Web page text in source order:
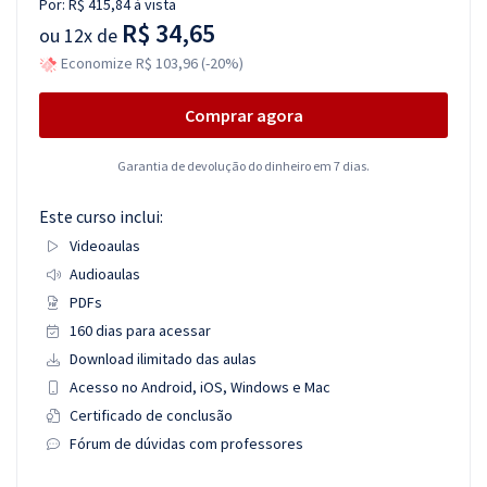
Por: R$ 415,84à vista
ou 12x de R$ 34,65
Economize R$ 103,96 (-20%)
Comprar agora
Garantia de devolução do dinheiro em 7 dias.
Este curso inclui:
Videoaulas
Audioaulas
PDFs
160 dias para acessar
Download ilimitado das aulas
Acesso no Android, iOS, Windows e Mac
Certificado de conclusão
Fórum de dúvidas com professores